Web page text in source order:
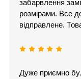
забарвлення
розмірами. Все
відправлене.
Дуже приємно